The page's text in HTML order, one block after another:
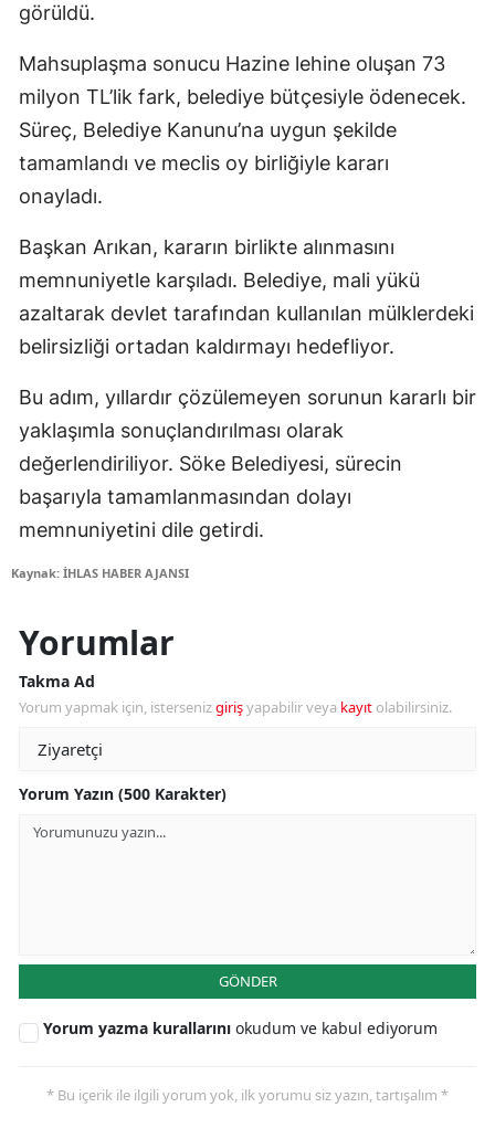
görüldü.
Mahsuplaşma sonucu Hazine lehine oluşan 73
milyon TL’lik fark, belediye bütçesiyle ödenecek.
Süreç, Belediye Kanunu’na uygun şekilde
tamamlandı ve meclis oy birliğiyle kararı
onayladı.
Başkan Arıkan, kararın birlikte alınmasını
memnuniyetle karşıladı. Belediye, mali yükü
azaltarak devlet tarafından kullanılan mülklerdeki
belirsizliği ortadan kaldırmayı hedefliyor.
Bu adım, yıllardır çözülemeyen sorunun kararlı bir
yaklaşımla sonuçlandırılması olarak
değerlendiriliyor. Söke Belediyesi, sürecin
başarıyla tamamlanmasından dolayı
memnuniyetini dile getirdi.
Kaynak: İHLAS HABER AJANSI
Yorumlar
Takma Ad
Yorum yapmak için, istersenizgirişyapabilir veya kayıt olabilirsiniz.
Yorum Yazın (500 Karakter)
GÖNDER
Yorum yazma kurallarını okudum ve kabul ediyorum
* Bu içerik ile ilgili yorum yok, ilk yorumu siz yazın, tartışalım *